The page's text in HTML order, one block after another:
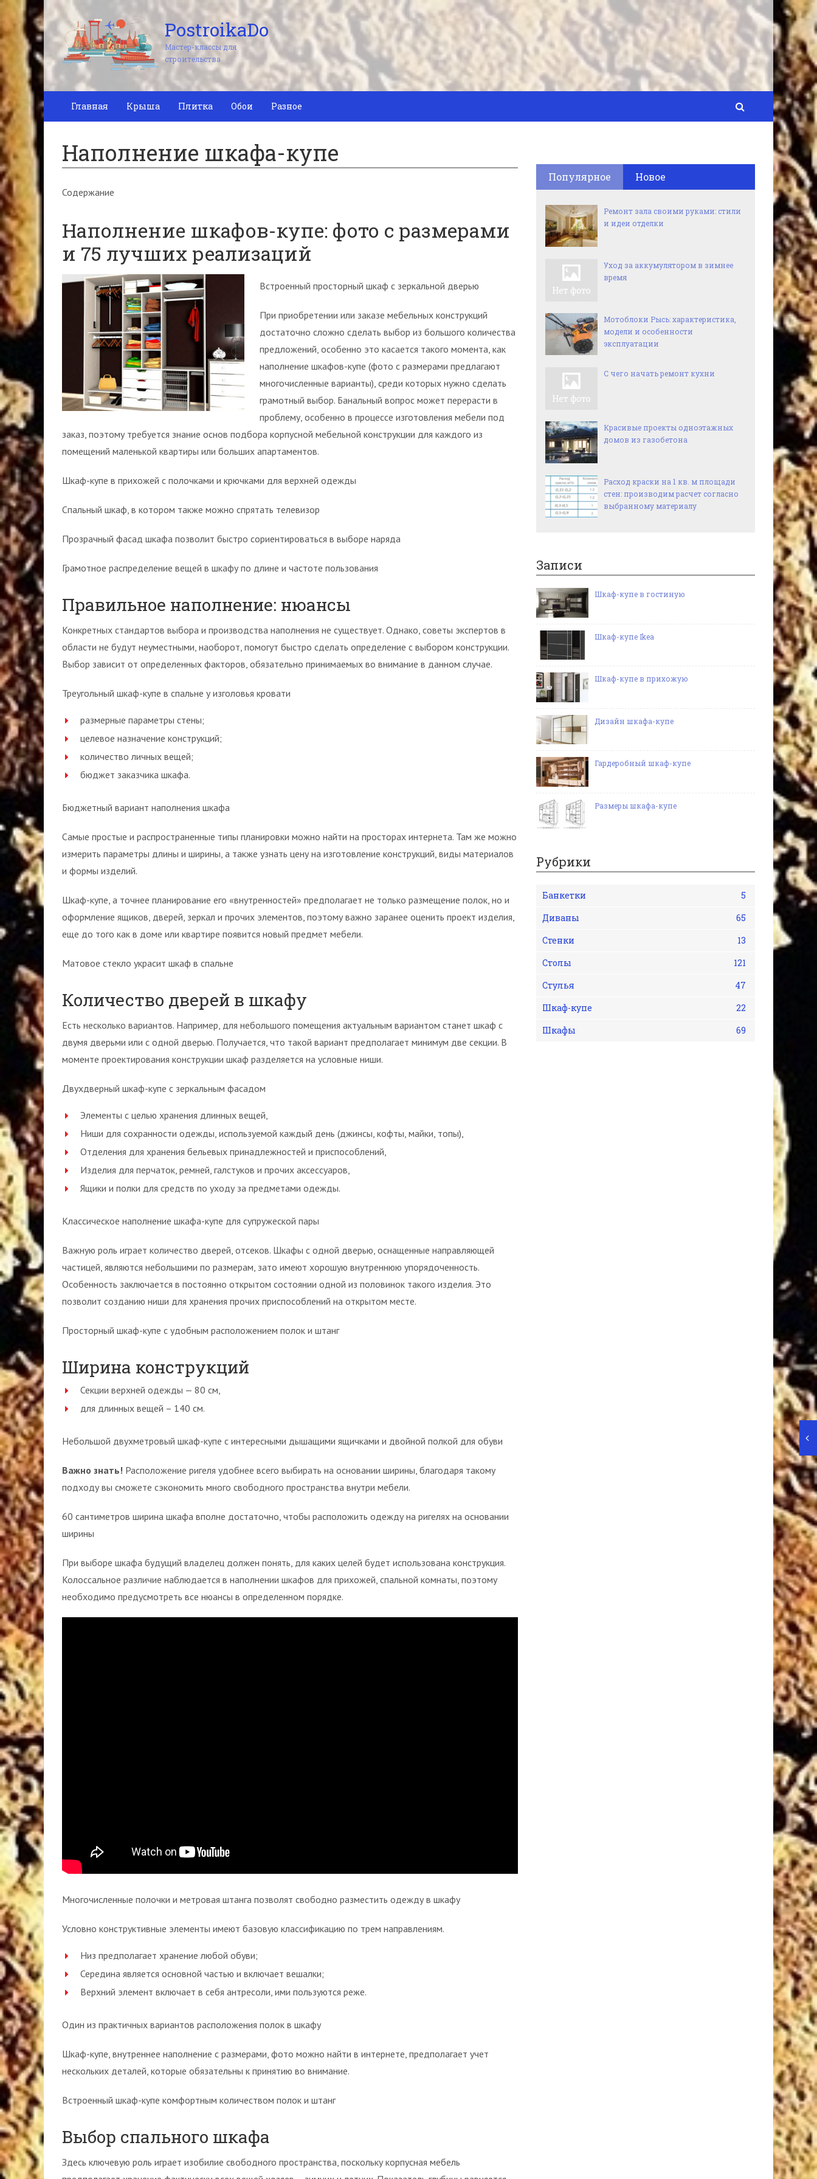
PostroikaDo
Мастер-классы для
строительства
Главная Крыша Плитка Обои Разное
Наполнение шкафа-купе
Содержание
Наполнение шкафов-купе: фото с размерами
и 75 лучших реализаций
Встроенный просторный шкаф с зеркальной дверью
При приобретении или заказе мебельных конструкций
достаточно сложно сделать выбор из большого количества
предложений, особенно это касается такого момента, как
наполнение шкафов-купе (фото с размерами предлагают
многочисленные варианты), среди которых нужно сделать
грамотный выбор. Банальный вопрос может перерасти в
проблему, особенно в процессе изготовления мебели под
заказ, поэтому требуется знание основ подбора корпусной мебельной конструкции для каждого из
помещений маленькой квартиры или больших апартаментов.
Шкаф-купе в прихожей с полочками и крючками для верхней одежды
Спальный шкаф, в котором также можно спрятать телевизор
Прозрачный фасад шкафа позволит быстро сориентироваться в выборе наряда
Грамотное распределение вещей в шкафу по длине и частоте пользования
Правильное наполнение: нюансы
Конкретных стандартов выбора и производства наполнения не существует. Однако, советы экспертов в
области не будут неуместными, наоборот, помогут быстро сделать определение с выбором конструкции.
Выбор зависит от определенных факторов, обязательно принимаемых во внимание в данном случае.
Треугольный шкаф-купе в спальне у изголовья кровати
размерные параметры стены;
целевое назначение конструкций;
количество личных вещей;
бюджет заказчика шкафа.
Бюджетный вариант наполнения шкафа
Самые простые и распространенные типы планировки можно найти на просторах интернета. Там же можно
измерить параметры длины и ширины, а также узнать цену на изготовление конструкций, виды материалов
и формы изделий.
Шкаф-купе, а точнее планирование его «внутренностей» предполагает не только размещение полок, но и
оформление ящиков, дверей, зеркал и прочих элементов, поэтому важно заранее оценить проект изделия,
еще до того как в доме или квартире появится новый предмет мебели.
Матовое стекло украсит шкаф в спальне
Количество дверей в шкафу
Есть несколько вариантов. Например, для небольшого помещения актуальным вариантом станет шкаф с
двумя дверьми или с одной дверью. Получается, что такой вариант предполагает минимум две секции. В
моменте проектирования конструкции шкаф разделяется на условные ниши.
Двухдверный шкаф-купе с зеркальным фасадом
Элементы с целью хранения длинных вещей,
Ниши для сохранности одежды, используемой каждый день (джинсы, кофты, майки, топы),
Отделения для хранения бельевых принадлежностей и приспособлений,
Изделия для перчаток, ремней, галстуков и прочих аксессуаров,
Ящики и полки для средств по уходу за предметами одежды.
Классическое наполнение шкафа-купе для супружеской пары
Важную роль играет количество дверей, отсеков. Шкафы с одной дверью, оснащенные направляющей
частицей, являются небольшими по размерам, зато имеют хорошую внутреннюю упорядоченность.
Особенность заключается в постоянно открытом состоянии одной из половинок такого изделия. Это
позволит созданию ниши для хранения прочих приспособлений на открытом месте.
Просторный шкаф-купе с удобным расположением полок и штанг
Ширина конструкций
Секции верхней одежды — 80 см,
для длинных вещей – 140 см.
Небольшой двухметровый шкаф-купе с интересными дышащими ящичками и двойной полкой для обуви
Важно знать! Расположение ригеля удобнее всего выбирать на основании ширины, благодаря такому
подходу вы сможете сэкономить много свободного пространства внутри мебели.
60 сантиметров ширина шкафа вполне достаточно, чтобы расположить одежду на ригелях на основании
ширины
При выборе шкафа будущий владелец должен понять, для каких целей будет использована конструкция.
Колоссальное различие наблюдается в наполнении шкафов для прихожей, спальной комнаты, поэтому
необходимо предусмотреть все нюансы в определенном порядке.
Многочисленные полочки и метровая штанга позволят свободно разместить одежду в шкафу
Условно конструктивные элементы имеют базовую классификацию по трем направлениям.
Низ предполагает хранение любой обуви;
Середина является основной частью и включает вешалки;
Верхний элемент включает в себя антресоли, ими пользуются реже.
Один из практичных вариантов расположения полок в шкафу
Шкаф-купе, внутреннее наполнение с размерами, фото можно найти в интернете, предполагает учет
нескольких деталей, которые обязательны к принятию во внимание.
Встроенный шкаф-купе комфортным количеством полок и штанг
Выбор спального шкафа
Здесь ключевую роль играет изобилие свободного пространства, поскольку корпусная мебель
Популярное Новое
Ремонт зала своими руками: стили
и идеи отделки
Уход за аккумулятором в зимнее
время
Мотоблоки Рысь: характеристика,
модели и особенности
эксплуатации
С чего начать ремонт кухни
Красивые проекты одноэтажных
домов из газобетона
Расход краски на 1 кв. м площади
стен: производим расчет согласно
выбранному материалу
Записи
Шкаф-купе в гостиную
Шкаф-купе Ikea
Шкаф-купе в прихожую
Дизайн шкафа-купе
Гардеробный шкаф-купе
Размеры шкафа-купе
Рубрики
Банкетки
5
Диваны
65
Стенки
13
Столы
121
Стулья
47
Шкаф-купе
22
Шкафы
69